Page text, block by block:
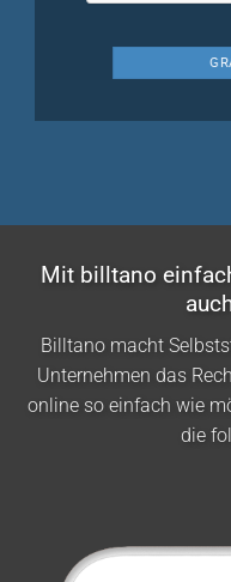
Mit billtano
Billtano macht
Unternehmen das
online so einfach wie
die